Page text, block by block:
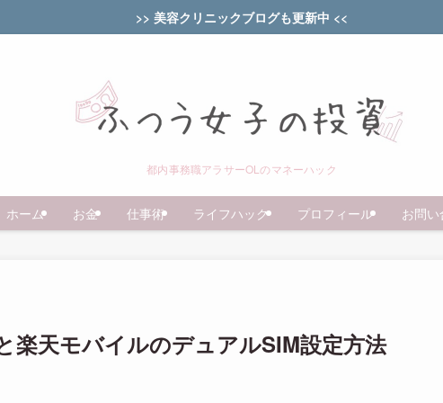
>> 美容クリニックブログも更新中 <<
都内事務職アラサーOLのマネーハック
ホーム お金 仕事術 ライフハック プロフィール お問
楽天モバイルのデュアルSIM設定方法